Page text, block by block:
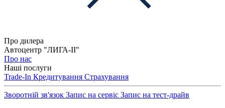
Про дилера
Автоцентр "ЛИГА-ІІ"
Про нас
Наші послуги
Trade-In Кредитування Страхування
Зворотній зв'язок Запис на сервіс Запис на тест-драйв